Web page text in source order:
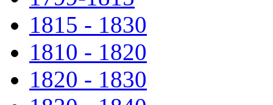
1815 - 1830
1810 - 1820
1820 - 1830